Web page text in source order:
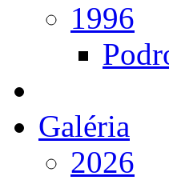
1996
Galéria
2026